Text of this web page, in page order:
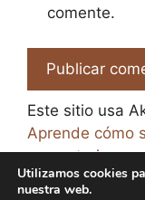
comente.
Este sitio usa
Aprende cómo
comentarios.
Utilizamos cookies
nuestra web.